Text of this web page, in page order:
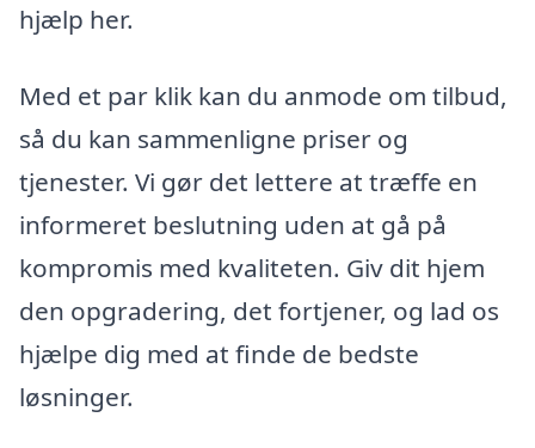
hjælp her.
Med et par klik kan du anmode om tilbud,
så du kan sammenligne priser og
tjenester. Vi gør det lettere at træffe en
informeret beslutning uden at gå på
kompromis med kvaliteten. Giv dit hjem
den opgradering, det fortjener, og lad os
hjælpe dig med at finde de bedste
løsninger.